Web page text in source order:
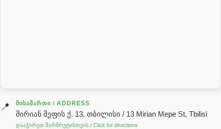
გადაცემათა კოლოფის ზეთი( კარობკის ზეთი)
ძრავის ზეთი
ჰიდრავლიკის ზეთი
📍 ᲛᲘᲡᲐᲛᲐᲠᲗᲘ / ADDRESS
მირიან მეფის ქ. 13, თბილისი / 13 Mirian Mepe St, Tbilisi
დააჭირეთ მარშრუტისთვის / Click for directions